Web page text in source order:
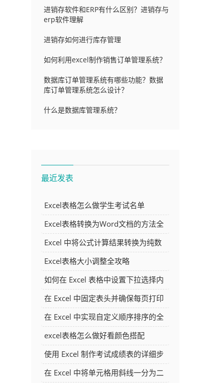
进销存软件和ERP有什么区别？进销存与
erp软件理解
进销存如何进行库存管理
如何利用excel制作销售订单管理系统？
数据库订单管理系统有哪些功能？数据
库订单管理系统怎么设计？
什么是数据库管理系统？
最近发表
Excel表格怎么做学生考试名单
Excel表格转换为Word文档的方法全
解析
Excel 中将公式计算结果转换为纯数
字的多种方法
Excel表格大小调整全攻略
如何在 Excel 表格中设置下拉选择内
容
在 Excel 中固定表头并确保每页打印
时都显示表头的方法详解
在 Excel 中实现自定义顺序排序的全
面指南
excel表格怎么做好看颜色搭配
使用 Excel 制作考试成绩表的详细步
骤及技巧
在 Excel 中将单元格用斜线一分为二